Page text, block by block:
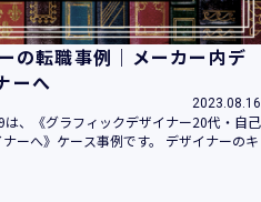
新のＩＴ技術の動向、社会的
を常に認識しながら、その継
組むことをここに宣言致しま
人情報の取得・利用及び提供
達成に必要な範囲を超えた個
また、そのための措置を講じ
の転職事例｜メーカー内デ
ーへ
2023.08.16
、《グラフィックデザイナー20代・自己
ーへ》ケース事例です。 デザイナーのキ